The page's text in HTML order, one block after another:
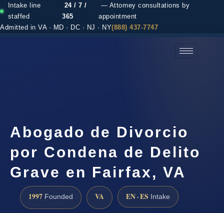
Intake line
staffed
24 / 7 /
365
— Attorney consultations by
appointment
Admitted in VA · MD · DC · NJ · NY(888) 437-7747
Abogado de Divorcio
por Condena de Delito
Grave en Fairfax, VA
1997 Founded VA EN · ES Intake